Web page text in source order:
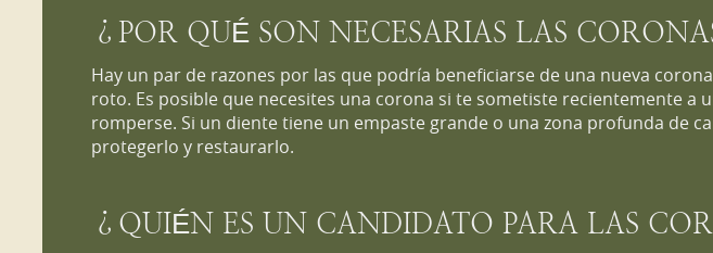
¿POR QUÉ SON NECESARIAS LAS
Hay un par de razones por las que podría beneficiarse de una nueva
roto. Es posible que necesites una corona si te sometiste recientemente
romperse. Si un diente tiene un empaste grande o una zona profunda de
protegerlo y restaurarlo.
¿QUIÉN ES UN CANDIDATO PARA LAS